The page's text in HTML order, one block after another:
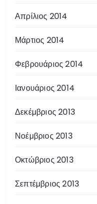
Απρίλιος 2014
Μάρτιος 2014
Φεβρουάριος 2014
Ιανουάριος 2014
Δεκέμβριος 2013
Νοέμβριος 2013
Οκτώβριος 2013
Σεπτέμβριος 2013